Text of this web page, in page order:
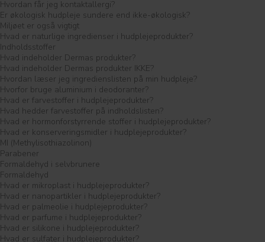
Hvordan får jeg kontaktallergi?
Er økologisk hudpleje sundere end ikke-økologisk?
Miljøet er også vigtigt
Hvad er naturlige ingredienser i hudplejeprodukter?
Indholdsstoffer
Hvad indeholder Dermas produkter?
Hvad indeholder Dermas produkter IKKE?
Hvordan læser jeg ingredienslisten på min hudpleje?
Hvorfor bruge aluminium i deodoranter?
Hvad er farvestoffer i hudplejeprodukter?
Hvad hedder farvestoffer på indholdslisten?
Hvad er hormonforstyrrende stoffer i hudplejeprodukter?
Hvad er konserveringsmidler i hudplejeprodukter?
MI (Methylisothiazolinon)
Parabener
Formaldehyd i selvbrunere
Formaldehyd
Hvad er mikroplast i hudplejeprodukter?
Hvad er nanopartikler i hudplejeprodukter?
Hvad er palmeolie i hudplejeprodukter?
Hvad er parfume i hudplejeprodukter?
Hvad er silikone i hudplejeprodukter?
Hvad er sulfater i hudplejeprodukter?